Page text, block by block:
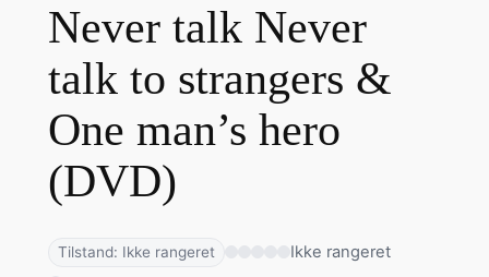
Never talk Never
talk to strangers &
One man’s hero
(DVD)
Tilstand: Ikke rangeret Ikke rangeret